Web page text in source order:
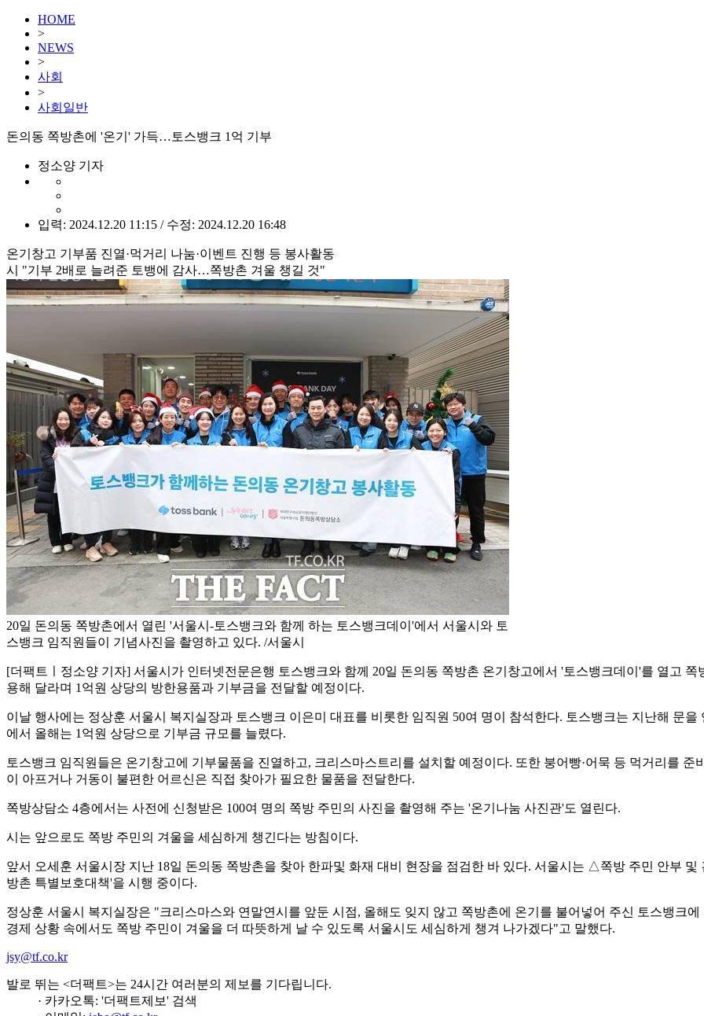
HOME
>
NEWS
>
사회
>
사회일반
돈의동 쪽방촌에 '온기' 가득…토스뱅크 1억 기부
정소양 기자
입력: 2024.12.20 11:15 / 수정: 2024.12.20 16:48
온기창고 기부품 진열·먹거리 나눔·이벤트 진행 등 봉사활동
시 "기부 2배로 늘려준 토뱅에 감사…쪽방촌 겨울 챙길 것"
20일 돈의동 쪽방촌에서 열린 '서울시-토스뱅크와 함께 하는 토스뱅크데이'에서 서울시와 토
스뱅크 임직원들이 기념사진을 촬영하고 있다. /서울시
[더팩트ㅣ정소양 기자] 서울시가 인터넷전문은행 토스뱅크와 함께 20일 돈의동 쪽방촌 온기창고에서 '토스뱅크데이'를 열고
용해 달라며 1억원 상당의 방한용품과 기부금을 전달할 예정이다.
이날 행사에는 정상훈 서울시 복지실장과 토스뱅크 이은미 대표를 비롯한 임직원 50여 명이 참석한다. 토스뱅크는 지난해 문
에서 올해는 1억원 상당으로 기부금 규모를 늘렸다.
토스뱅크 임직원들은 온기창고에 기부물품을 진열하고, 크리스마스트리를 설치할 예정이다. 또한 붕어빵·어묵 등 먹거리를
이 아프거나 거동이 불편한 어르신은 직접 찾아가 필요한 물품을 전달한다.
쪽방상담소 4층에서는 사전에 신청받은 100여 명의 쪽방 주민의 사진을 촬영해 주는 '온기나눔 사진관'도 열린다.
시는 앞으로도 쪽방 주민의 겨울을 세심하게 챙긴다는 방침이다.
앞서 오세훈 서울시장 지난 18일 돈의동 쪽방촌을 찾아 한파및 화재 대비 현장을 점검한 바 있다. 서울시는 △쪽방 주민 안부
방촌 특별보호대책'을 시행 중이다.
정상훈 서울시 복지실장은 "크리스마스와 연말연시를 앞둔 시점, 올해도 잊지 않고 쪽방촌에 온기를 불어넣어 주신 토스뱅크
경제 상황 속에서도 쪽방 주민이 겨울을 더 따뜻하게 날 수 있도록 서울시도 세심하게 챙겨 나가겠다"고 말했다.
jsy@tf.co.kr
발로 뛰는 <더팩트>는 24시간 여러분의 제보를 기다립니다.
· 카카오톡: '더팩트제보' 검색